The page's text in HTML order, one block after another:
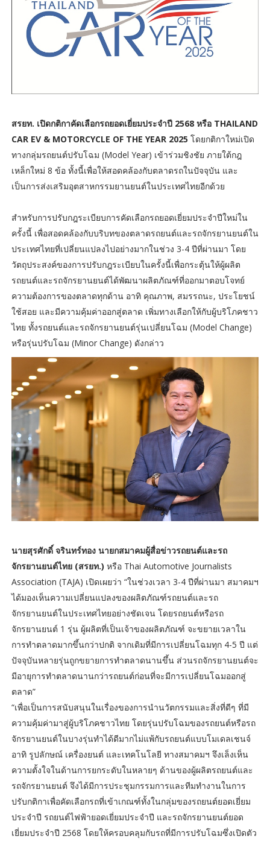
สรยท. เปิดกติกาคัดเลือกรถยอดเยี่ยมประจำปี 2568 หรือ THAILAND
CAR EV & MOTORCYCLE OF THE YEAR 2025 โดยกติกาใหม่เปิด
ทางกลุ่มรถยนต์ปรับโฉม (Model Year) เข้าร่วมชิงชัย ภายใต้กฎ
เหล็กใหม่ 8 ข้อ ทั้งนี้เพื่อให้สอดคล้องกับตลาดรถในปัจจุบัน และ
เป็นการส่งเสริมอุตสาหกรรมยานยนต์ในประเทศไทยอีกด้วย
สำหรับการปรับกฎระเบียบการคัดเลือกรถยอดเยี่ยมประจำปีใหม่ใน
ครั้งนี้ เพื่อสอดคล้องกับบริบทของตลาดรถยนต์และรถจักรยานยนต์ใน
ประเทศไทยที่เปลี่ยนแปลงไปอย่างมากในช่วง 3-4 ปีที่ผ่านมา โดย
วัตถุประสงค์ของการปรับกฎระเบียบในครั้งนี้เพื่อกระตุ้นให้ผู้ผลิต
รถยนต์และรถจักรยานยนต์ได้พัฒนาผลิตภัณฑ์ที่ออกมาตอบโจทย์
ความต้องการของตลาดทุกด้าน อาทิ คุณภาพ, สมรรถนะ, ประโยชน์
ใช้สอย และมีความคุ้มค่าออกสู่ตลาด เพิ่มทางเลือกให้กับผู้บริโภคชาว
ไทย ทั้งรถยนต์และรถจักรยานยนต์รุ่นเปลี่ยนโฉม (Model Change)
หรือรุ่นปรับโฉม (Minor Change) ดังกล่าว
นายสุรศักดิ์ จรินทร์ทอง นายกสมาคมผู้สื่อข่าวรถยนต์และรถ
จักรยานยนต์ไทย (สรยท.) หรือ Thai Automotive Journalists
Association (TAJA) เปิดเผยว่า “ในช่วงเวลา 3-4 ปีที่ผ่านมา สมาคมฯ
ได้มองเห็นความเปลี่ยนแปลงของผลิตภัณฑ์รถยนต์และรถ
จักรยานยนต์ในประเทศไทยอย่างชัดเจน โดยรถยนต์หรือรถ
จักรยานยนต์ 1 รุ่น ผู้ผลิตที่เป็นเจ้าของผลิตภัณฑ์ จะขยายเวลาใน
การทำตลาดมากขึ้นกว่าปกติ จากเดิมที่มีการเปลี่ยนโฉมทุก 4-5 ปี แต่
ปัจจุบันหลายรุ่นถูกขยายการทำตลาดนานขึ้น ส่วนรถจักรยานยนต์จะ
มีอายุการทำตลาดนานกว่ารถยนต์ก่อนที่จะมีการเปลี่ยนโฉมออกสู่
ตลาด”
“เพื่อเป็นการสนับสนุนในเรื่องของการนำนวัตกรรมและสิ่งที่ดีๆ ที่มี
ความคุ้มค่ามาสู่ผู้บริโภคชาวไทย โดยรุ่นปรับโฉมของรถยนต์หรือรถ
จักรยานยนต์ในบางรุ่นทำได้ดีมากไม่แพ้กับรถยนต์แบบโมเดลเชนจ์
อาทิ รูปลักษณ์ เครื่องยนต์ และเทคโนโลยี ทางสมาคมฯ จึงเล็งเห็น
ความตั้งใจในด้านการยกระดับในหลายๆ ด้านของผู้ผลิตรถยนต์และ
รถจักรยานยนต์ จึงได้มีการประชุมกรรมการและทีมทำงานในการ
ปรับกติกาเพื่อคัดเลือกรถที่เข้าเกณฑ์ทั้งในกลุ่มของรถยนต์ยอดเยี่ยม
ประจำปี รถยนต์ไฟฟ้ายอดเยี่ยมประจำปี และรถจักรยานยนต์ยอด
เยี่ยมประจำปี 2568 โดยให้ครอบคลุมกับรถที่มีการปรับโฉมซึ่งเปิดตัว